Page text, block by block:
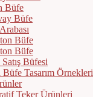
Büfe
Büfe
Büfe
Büfe
Büfesi
Tasarım Örnekleri
Teker Ürünleri